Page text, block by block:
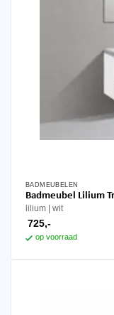
BADMEUBELEN
Badmeubel Lilium
lilium wit
725,-
op voorraad